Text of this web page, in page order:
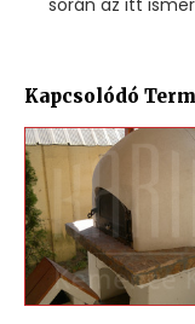
során az itt
Kapcsolódó